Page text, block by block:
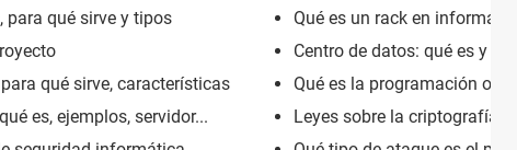
para qué sirve y tipos
Qué es un rack en
Centro de datos: qué es y
qué sirve, características
Qué es la programación
es, ejemplos, servidor...
Leyes sobre la criptografía o